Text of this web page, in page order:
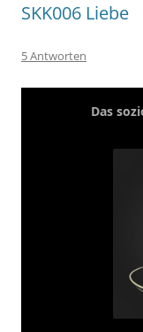
SKK006 Liebe
5 Antworten